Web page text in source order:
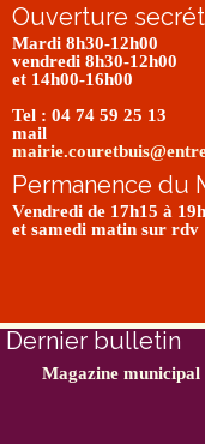
Ouverture
Mardi 8h30-12h00
vendredi 8h30-12h00
et 14h00-16h00
Tel : 04 74 59 25 13
mail
Permanence du
Vendredi de 17h15 à
et samedi matin sur rdv
Dernier bulletin
Magazine municipal